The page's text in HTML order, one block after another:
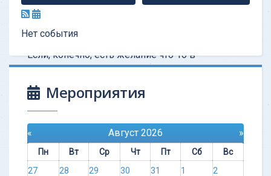
ОТЗЫВ - Тест личности
Советую всем пойти и попробовать.
Если, конечно, есть желание что-то в
этой жизни менять. Если вас все
устраивает, то здесь не
Нет события
Мероприятия
« Август 2026 »
Пн Вт Ср Чт Пт Сб
Вс
27
28 29 30 31 1 2